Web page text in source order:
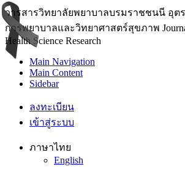
วารสารวิทยาลัยพยาบาลบรมราชชนนี อุต
การพยาบาลและวิทยาศาสตร์สุขภาพ
Health Science Research
Main Navigation
Main Content
Sidebar
ลงทะเบียน
เข้าสู่ระบบ
ภาษาไทย
English